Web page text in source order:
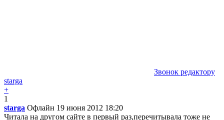
Звонок редактору
starga
+
1
starga Офлайн 19 июня 2012 18:20
Читала на другом сайте в первый раз,перечитывала тоже не